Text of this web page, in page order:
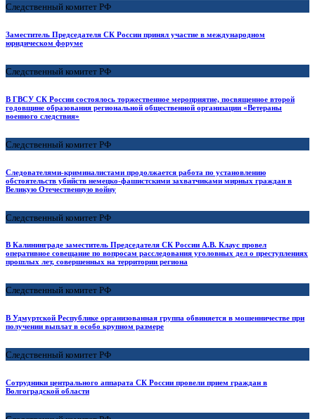
Следственный комитет РФ
Заместитель Председателя СК России принял участие в международном
юридическом форуме
Следственный комитет РФ
В ГВСУ СК России состоялось торжественное мероприятие, посвященное второй
годовщине образования региональной общественной организации «Ветераны
военного следствия»
Следственный комитет РФ
Следователями-криминалистами продолжается работа по установлению
обстоятельств убийств немецко-фашистскими захватчиками мирных граждан в
Великую Отечественную войну
Следственный комитет РФ
В Калининграде заместитель Председателя СК России А.В. Клаус провел
оперативное совещание по вопросам расследования уголовных дел о преступлениях
прошлых лет, совершенных на территории региона
Следственный комитет РФ
В Удмуртской Республике организованная группа обвиняется в мошенничестве при
получении выплат в особо крупном размере
Следственный комитет РФ
Сотрудники центрального аппарата СК России провели прием граждан в
Волгоградской области